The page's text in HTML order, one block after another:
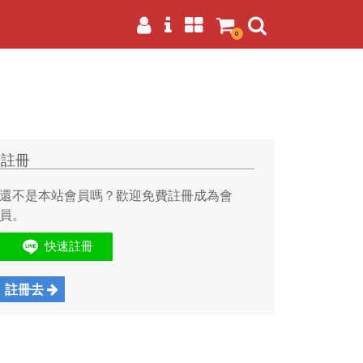
0
註冊
不是本站會員嗎？歡迎免費註冊成為會
。
註冊去